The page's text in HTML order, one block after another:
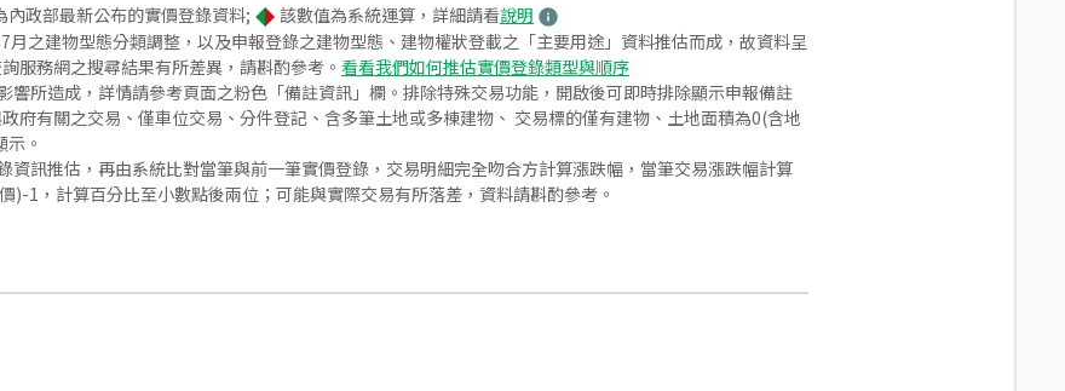
內政部最新公布的實價登錄資料; 該數值為系統運算，詳細請看說明
之建物型態分類調整，以及申報登錄之建物型態、建物權狀登載之「主要用途」資料推估而成，故資料呈
服務網之搜尋結果有所差異，請斟酌參考。 看看我們如何推估實價登錄類型與順序
響所造成，詳情請參考頁面之粉色「備註資訊」欄。排除特殊交易功能，開啟後可即時排除顯示申報備註
府有關之交易、僅車位交易、分件登記、含多筆土地或多棟建物、 交易標的僅有建物、土地面積為0(含地
。
資訊推估，再由系統比對當筆與前一筆實價登錄，交易明細完全吻合方計算漲跌幅，當筆交易漲跌幅計算
)-1，計算百分比至小數點後兩位；可能與實際交易有所落差，資料請斟酌參考。